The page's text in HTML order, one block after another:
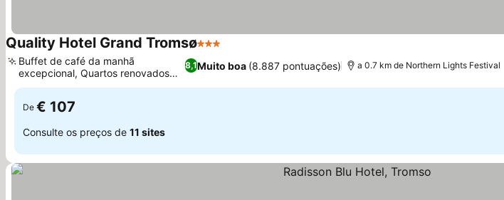
Quality Hotel Grand Tromsø3 Estrelas
8,1Muito boa (8.887 pontuações)
Buffet de café da manhã
excepcional, Quartos renovados
com arte local
a 0.7 km de Northern Lights Festival
De € 107
Consulte os preços de 11 sites